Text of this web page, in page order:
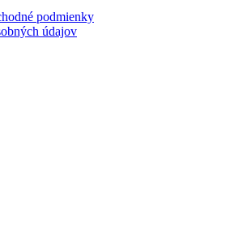
podmienky
údajov